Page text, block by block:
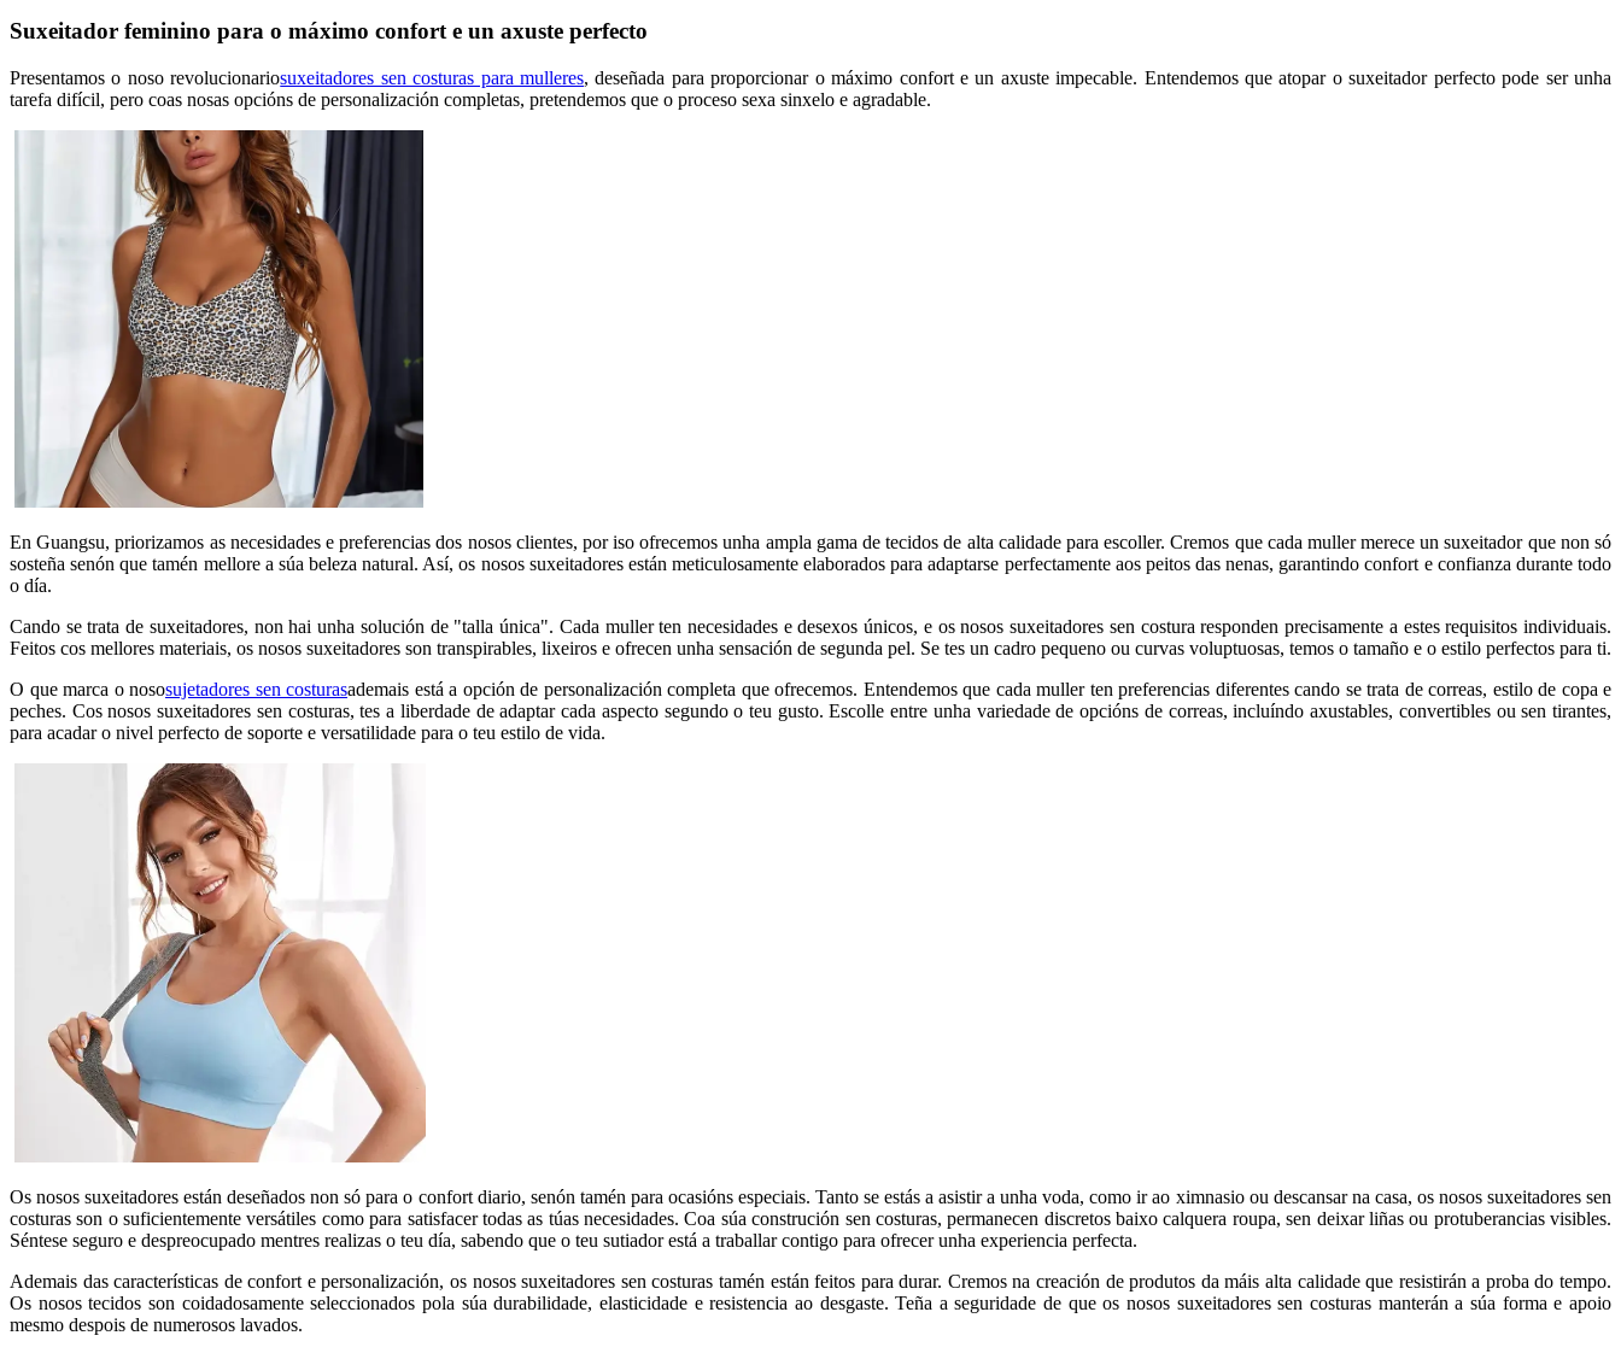
Suxeitador feminino para o máximo confort e un axuste perfecto
Presentamos o noso revolucionariosuxeitadores sen costuras para mulleres, deseñada para proporcionar o máximo confort e un axuste impecable. Entendemos que atopar o suxeitador perfecto pode ser unha
tarefa difícil, pero coas nosas opcións de personalización completas, pretendemos que o proceso sexa sinxelo e agradable.
En Guangsu, priorizamos as necesidades e preferencias dos nosos clientes, por iso ofrecemos unha ampla gama de tecidos de alta calidade para escoller. Cremos que cada muller merece un suxeitador que non só
sosteña senón que tamén mellore a súa beleza natural. Así, os nosos suxeitadores están meticulosamente elaborados para adaptarse perfectamente aos peitos das nenas, garantindo confort e confianza durante todo
o día.
Cando se trata de suxeitadores, non hai unha solución de "talla única". Cada muller ten necesidades e desexos únicos, e os nosos suxeitadores sen costura responden precisamente a estes requisitos individuais.
Feitos cos mellores materiais, os nosos suxeitadores son transpirables, lixeiros e ofrecen unha sensación de segunda pel. Se tes un cadro pequeno ou curvas voluptuosas, temos o tamaño e o estilo perfectos para ti.
O que marca o nososujetadores sen costurasademais está a opción de personalización completa que ofrecemos. Entendemos que cada muller ten preferencias diferentes cando se trata de correas, estilo de copa e
peches. Cos nosos suxeitadores sen costuras, tes a liberdade de adaptar cada aspecto segundo o teu gusto. Escolle entre unha variedade de opcións de correas, incluíndo axustables, convertibles ou sen tirantes,
para acadar o nivel perfecto de soporte e versatilidade para o teu estilo de vida.
Os nosos suxeitadores están deseñados non só para o confort diario, senón tamén para ocasións especiais. Tanto se estás a asistir a unha voda, como ir ao ximnasio ou descansar na casa, os nosos suxeitadores sen
costuras son o suficientemente versátiles como para satisfacer todas as túas necesidades. Coa súa construción sen costuras, permanecen discretos baixo calquera roupa, sen deixar liñas ou protuberancias visibles.
Séntese seguro e despreocupado mentres realizas o teu día, sabendo que o teu sutiador está a traballar contigo para ofrecer unha experiencia perfecta.
Ademais das características de confort e personalización, os nosos suxeitadores sen costuras tamén están feitos para durar. Cremos na creación de produtos da máis alta calidade que resistirán a proba do tempo.
Os nosos tecidos son coidadosamente seleccionados pola súa durabilidade, elasticidade e resistencia ao desgaste. Teña a seguridade de que os nosos suxeitadores sen costuras manterán a súa forma e apoio
mesmo despois de numerosos lavados.